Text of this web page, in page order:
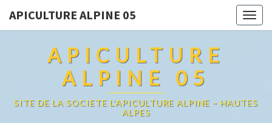
APICULTURE ALPINE 05
APICULTURE
ALPINE 05
SITE DE LA SOCIETE L'APICULTURE ALPINE – HAUTES
ALPES